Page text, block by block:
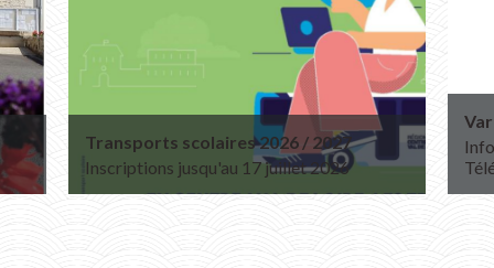
Transports scolaires 2026 / 2027
Inscriptions jusqu'au 17 juillet 2026